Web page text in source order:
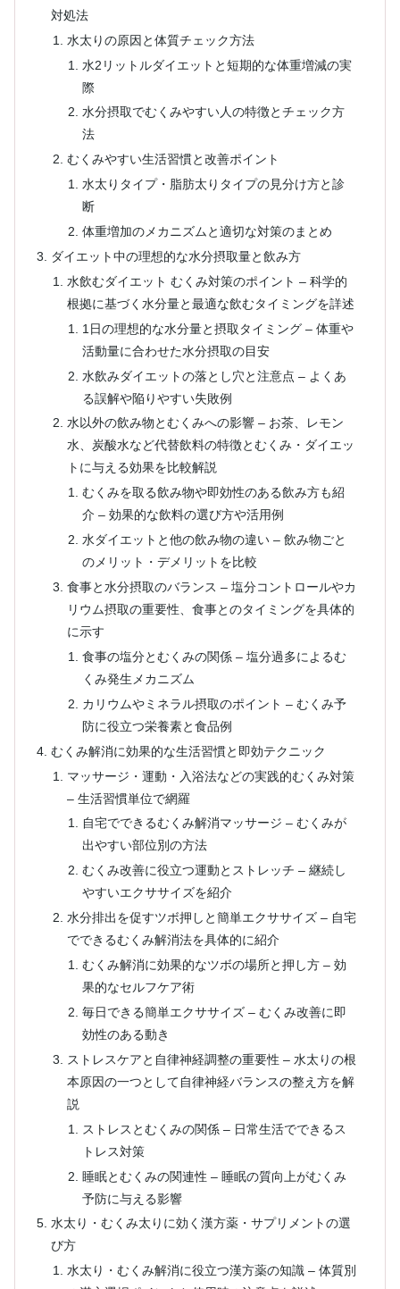
対処法
水太りの原因と体質チェック方法
水2リットルダイエットと短期的な体重増減の実
際
水分摂取でむくみやすい人の特徴とチェック方
法
むくみやすい生活習慣と改善ポイント
水太りタイプ・脂肪太りタイプの見分け方と診
断
体重増加のメカニズムと適切な対策のまとめ
ダイエット中の理想的な水分摂取量と飲み方
水飲むダイエット むくみ対策のポイント – 科学的
根拠に基づく水分量と最適な飲むタイミングを詳述
1日の理想的な水分量と摂取タイミング – 体重や
活動量に合わせた水分摂取の目安
水飲みダイエットの落とし穴と注意点 – よくあ
る誤解や陥りやすい失敗例
水以外の飲み物とむくみへの影響 – お茶、レモン
水、炭酸水など代替飲料の特徴とむくみ・ダイエッ
トに与える効果を比較解説
むくみを取る飲み物や即効性のある飲み方も紹
介 – 効果的な飲料の選び方や活用例
水ダイエットと他の飲み物の違い – 飲み物ごと
のメリット・デメリットを比較
食事と水分摂取のバランス – 塩分コントロールやカ
リウム摂取の重要性、食事とのタイミングを具体的
に示す
食事の塩分とむくみの関係 – 塩分過多によるむ
くみ発生メカニズム
カリウムやミネラル摂取のポイント – むくみ予
防に役立つ栄養素と食品例
むくみ解消に効果的な生活習慣と即効テクニック
マッサージ・運動・入浴法などの実践的むくみ対策
– 生活習慣単位で網羅
自宅でできるむくみ解消マッサージ – むくみが
出やすい部位別の方法
むくみ改善に役立つ運動とストレッチ – 継続し
やすいエクササイズを紹介
水分排出を促すツボ押しと簡単エクササイズ – 自宅
でできるむくみ解消法を具体的に紹介
むくみ解消に効果的なツボの場所と押し方 – 効
果的なセルフケア術
毎日できる簡単エクササイズ – むくみ改善に即
効性のある動き
ストレスケアと自律神経調整の重要性 – 水太りの根
本原因の一つとして自律神経バランスの整え方を解
説
ストレスとむくみの関係 – 日常生活でできるス
トレス対策
睡眠とむくみの関連性 – 睡眠の質向上がむくみ
予防に与える影響
水太り・むくみ太りに効く漢方薬・サプリメントの選
び方
水太り・むくみ解消に役立つ漢方薬の知識 – 体質別